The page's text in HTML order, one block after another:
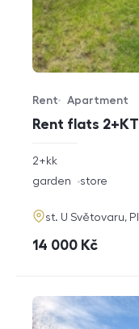
Rent flats
Offer type
Rent
Property type
Apartment
rozměry
2+kk
funkce
garden store
adresa
st. U Světovaru,
cena
14 000 Kč